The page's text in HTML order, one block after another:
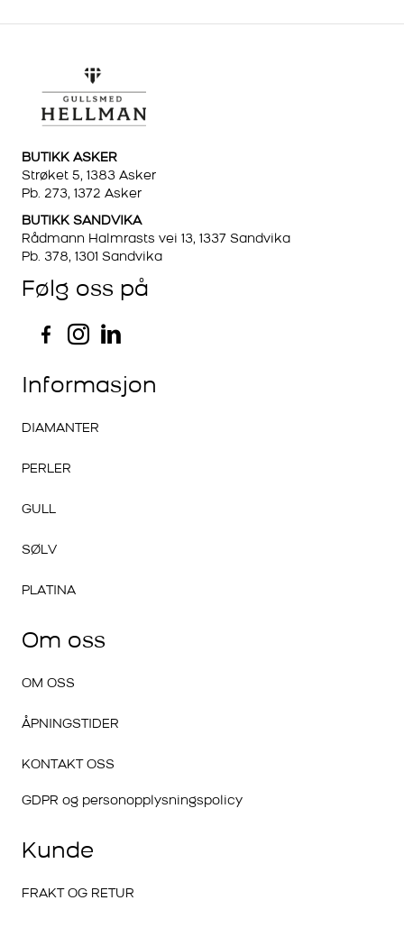
BUTIKK ASKER
Strøket 5, 1383 Asker
Pb. 273, 1372 Asker
BUTIKK SANDVIKA
Rådmann Halmrasts vei 13, 1337 Sandvika
Pb. 378, 1301 Sandvika
Følg oss på
Informasjon
DIAMANTER
PERLER
GULL
SØLV
PLATINA
Om oss
OM OSS
ÅPNINGSTIDER
KONTAKT OSS
GDPR og personopplysningspolicy
Kunde
FRAKT OG RETUR